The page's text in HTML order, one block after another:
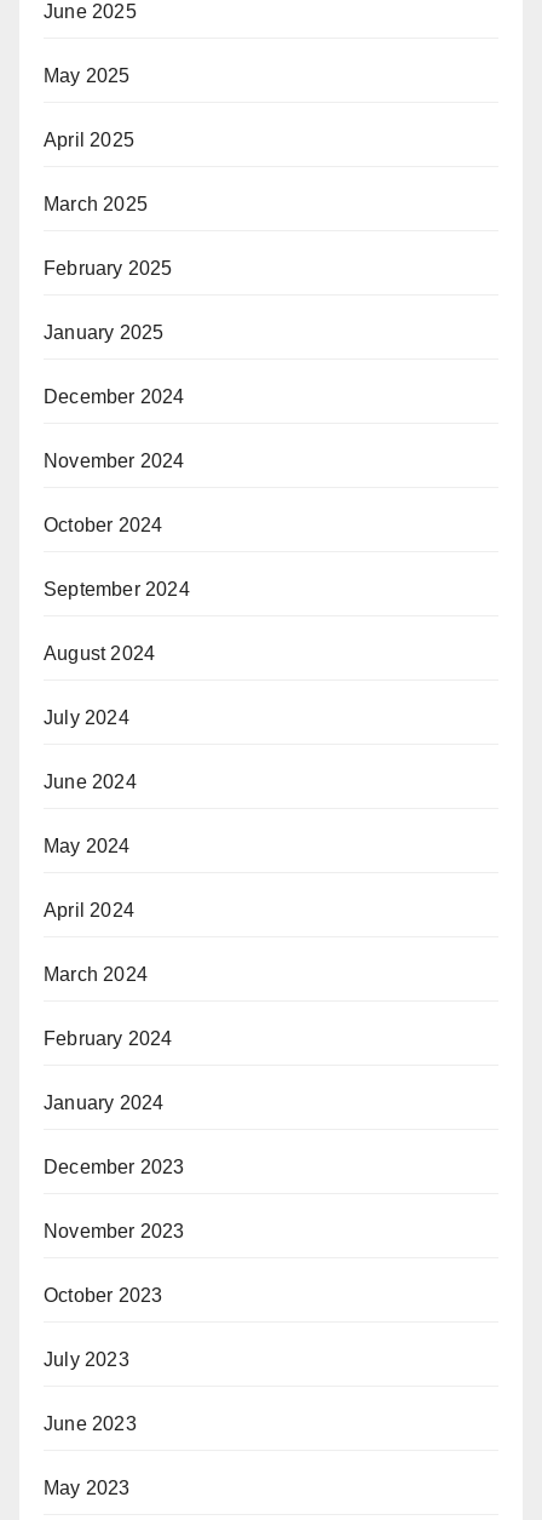
June 2025
May 2025
April 2025
March 2025
February 2025
January 2025
December 2024
November 2024
October 2024
September 2024
August 2024
July 2024
June 2024
May 2024
April 2024
March 2024
February 2024
January 2024
December 2023
November 2023
October 2023
July 2023
June 2023
May 2023